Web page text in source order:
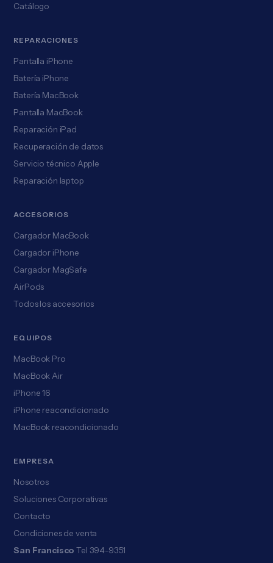
Catálogo
REPARACIONES
Pantalla iPhone
Batería iPhone
Batería MacBook
Pantalla MacBook
Reparación iPad
Recuperación de datos
Servicio técnico Apple
Reparación laptop
ACCESORIOS
Cargador MacBook
Cargador iPhone
Cargador MagSafe
AirPods
Todos los accesorios
EQUIPOS
MacBook Pro
MacBook Air
iPhone 16
iPhone reacondicionado
MacBook reacondicionado
EMPRESA
Nosotros
Soluciones Corporativas
Contacto
Condiciones de venta
San Francisco Tel 394-9351